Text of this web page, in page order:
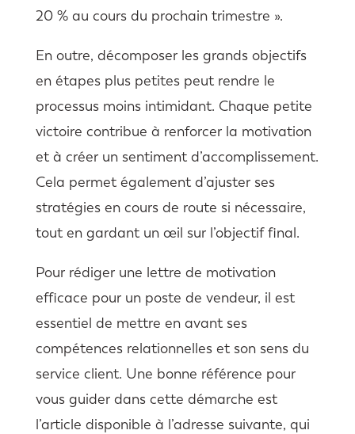
20 % au cours du prochain trimestre ».
En outre, décomposer les grands objectifs
en étapes plus petites peut rendre le
processus moins intimidant. Chaque petite
victoire contribue à renforcer la motivation
et à créer un sentiment d’accomplissement.
Cela permet également d’ajuster ses
stratégies en cours de route si nécessaire,
tout en gardant un œil sur l’objectif final.
Pour rédiger une lettre de motivation
efficace pour un poste de vendeur, il est
essentiel de mettre en avant ses
compétences relationnelles et son sens du
service client. Une bonne référence pour
vous guider dans cette démarche est
l’article disponible à l’adresse suivante, qui